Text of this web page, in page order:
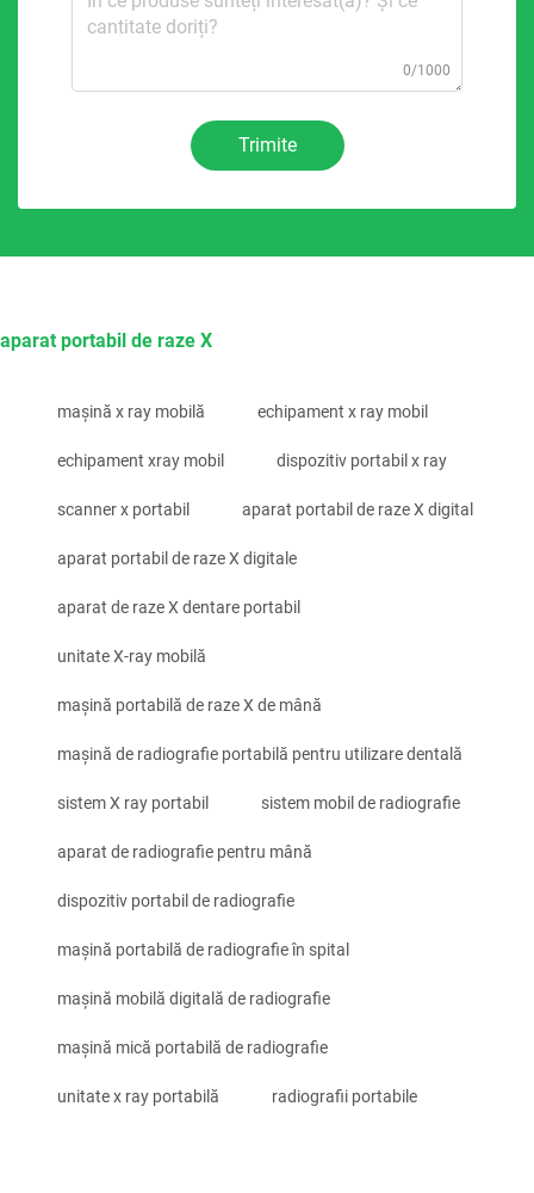
0/1000
Trimite
aparat portabil de raze X
mașină x ray mobilă echipament x ray mobil
echipament xray mobil dispozitiv portabil x ray
scanner x portabil aparat portabil de raze X digital
aparat portabil de raze X digitale
aparat de raze X dentare portabil
unitate X-ray mobilă
mașină portabilă de raze X de mână
mașină de radiografie portabilă pentru utilizare dentală
sistem X ray portabil sistem mobil de radiografie
aparat de radiografie pentru mână
dispozitiv portabil de radiografie
mașină portabilă de radiografie în spital
mașină mobilă digitală de radiografie
mașină mică portabilă de radiografie
unitate x ray portabilă radiografii portabile